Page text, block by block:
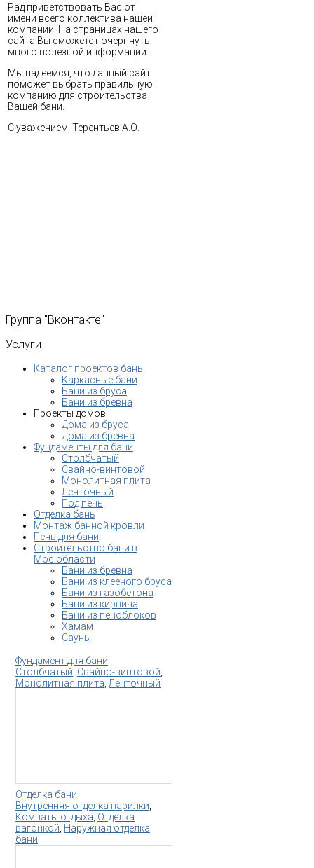
Рад приветствовать Вас от
имени всего коллектива нашей
компании. На страницах нашего
сайта Вы сможете почерпнуть
много полезной информации.
Мы надеемся, что данный сайт
поможет выбрать правильную
компанию для строительства
Вашей бани.
С уважением, Терентьев А.О.
Группа "Вконтакте"
Услуги
Каталог проектов бань
Каркасные бани
Бани из бруса
Бани из бревна
Проекты домов
Дома из бруса
Дома из бревна
Фундаменты для бани
Столбчатый
Свайно-винтовой
Монолитная плита
Ленточный
Под печь
Отделка бань
Монтаж банной кровли
Печь для бани
Строительство бани в
Мос.области
Бани из бревна
Бани из клееного бруса
Бани из газобетона
Бани из кирпича
Бани из пеноблоков
Хамам
Сауны
Фундамент для бани
Столбчатый Свайно-винтовой
Монолитная плита Ленточный
Отделка бани
Внутренняя отделка парилки
Комнаты отдыха Отделка
вагонкой Наружная отделка
бани